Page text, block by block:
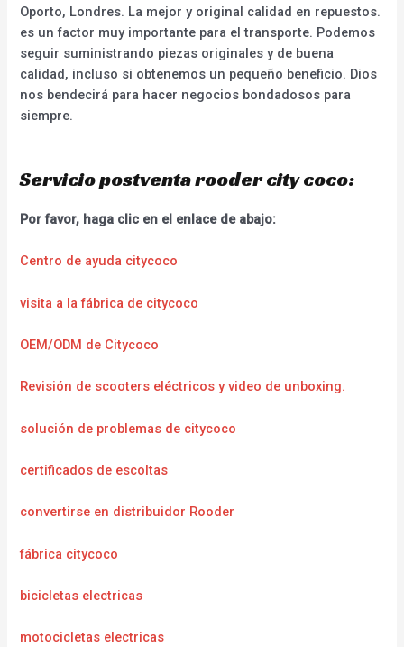
Oporto, Londres. La mejor y original calidad en repuestos.
es un factor muy importante para el transporte. Podemos
seguir suministrando piezas originales y de buena
calidad, incluso si obtenemos un pequeño beneficio. Dios
nos bendecirá para hacer negocios bondadosos para
siempre.
Servicio postventa rooder city coco:
Por favor, haga clic en el enlace de abajo:
Centro de ayuda citycoco
visita a la fábrica de citycoco
OEM/ODM de Citycoco
Revisión de scooters eléctricos y video de unboxing.
solución de problemas de citycoco
certificados de escoltas
convertirse en distribuidor Rooder
fábrica citycoco
bicicletas electricas
motocicletas electricas